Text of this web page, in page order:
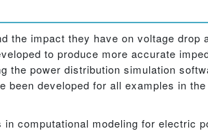
impact they have on voltage drop
to produce more accurate
the power distribution simulation
been developed for all examples in
computational modeling for electric